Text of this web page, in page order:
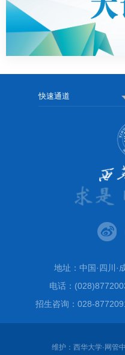
快速通道
地址：中国·四川·
电话：
招生咨询：028-
维护：西华大学·网管